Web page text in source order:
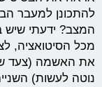
להתכונן למעבר
המצב? ידעתי שיש
מכל הסיטואציה,
את האשמה (צעד
נוטה לעשות)